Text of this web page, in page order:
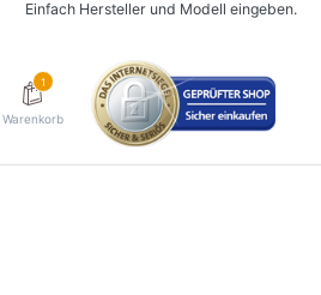
Einfach Hersteller und Modell eingeben.
1
Warenkorb